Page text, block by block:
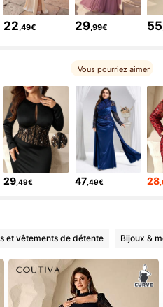
22,49€ 29,99€ 55
Vous pourriez aimer
29,49€ 47 ,49€ 28
et vêtements de détente Bijoux &